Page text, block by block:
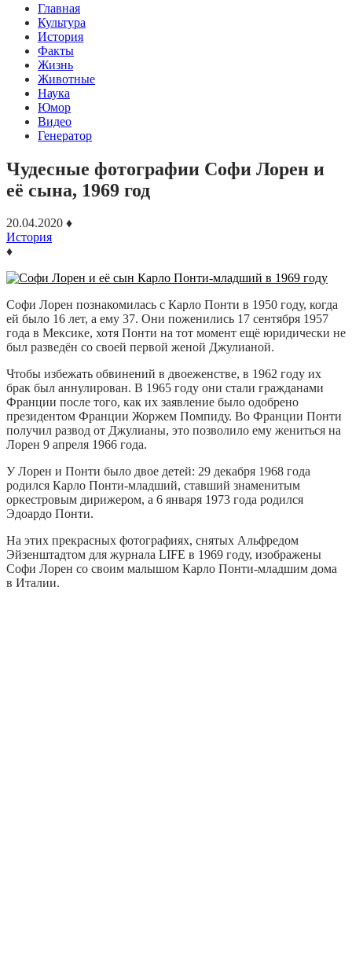
Главная
Культура
История
Факты
Жизнь
Животные
Наука
Юмор
Видео
Генератор
Чудесные фотографии Софи Лорен и
её сына, 1969 год
20.04.2020 ♦
История
♦
Софи Лорен познакомилась с Карло Понти в 1950 году, когда
ей было 16 лет, а ему 37. Они поженились 17 сентября 1957
года в Мексике, хотя Понти на тот момент ещё юридически не
был разведён со своей первой женой Джулианой.
Чтобы избежать обвинений в двоеженстве, в 1962 году их
брак был аннулирован. В 1965 году они стали гражданами
Франции после того, как их заявление было одобрено
президентом Франции Жоржем Помпиду. Во Франции Понти
получил развод от Джулианы, это позволило ему жениться на
Лорен 9 апреля 1966 года.
У Лорен и Понти было двое детей: 29 декабря 1968 года
родился Карло Понти-младший, ставший знаменитым
оркестровым дирижером, а 6 января 1973 года родился
Эдоардо Понти.
На этих прекрасных фотографиях, снятых Альфредом
Эйзенштадтом для журнала LIFE в 1969 году, изображены
Софи Лорен со своим малышом Карло Понти-младшим дома
в Италии.